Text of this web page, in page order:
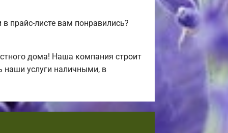
прайс-листе вам понравились?
дома! Наша компания строит
наши услуги наличными, в